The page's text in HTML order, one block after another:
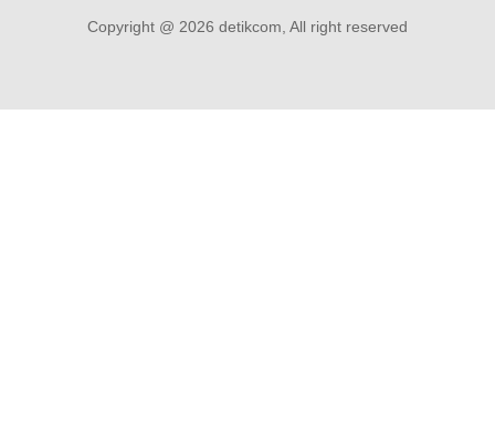
Copyright @ 2026 detikcom, All right reserved